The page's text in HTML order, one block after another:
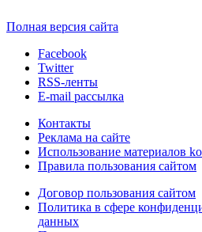
Полная версия сайта
Facebook
Twitter
RSS-ленты
E-mail рассылка
Контакты
Реклама на сайте
Использование материалов
Правила пользования сайтом
Договор пользования сайтом
Политика в сфере
данных